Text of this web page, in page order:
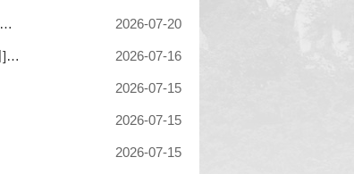
登封市水利局登封市南水北调登封供水配套应急连接工程委托运营及维护项目-中标公告 2026-07-20
[登封市住房和城乡建设管理局采购统一配置执法制式服装及标志标识项目]采购意向 2026-07-16
2026-07-15
2026-07-15
2026-07-15